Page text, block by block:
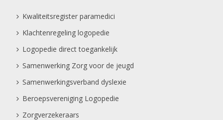
Kwaliteitsregister paramedici
Klachtenregeling logopedie
Logopedie direct toegankelijk
Samenwerking Zorg voor de jeugd
Samenwerkingsverband dyslexie
Beroepsvereniging Logopedie
Zorgverzekeraars